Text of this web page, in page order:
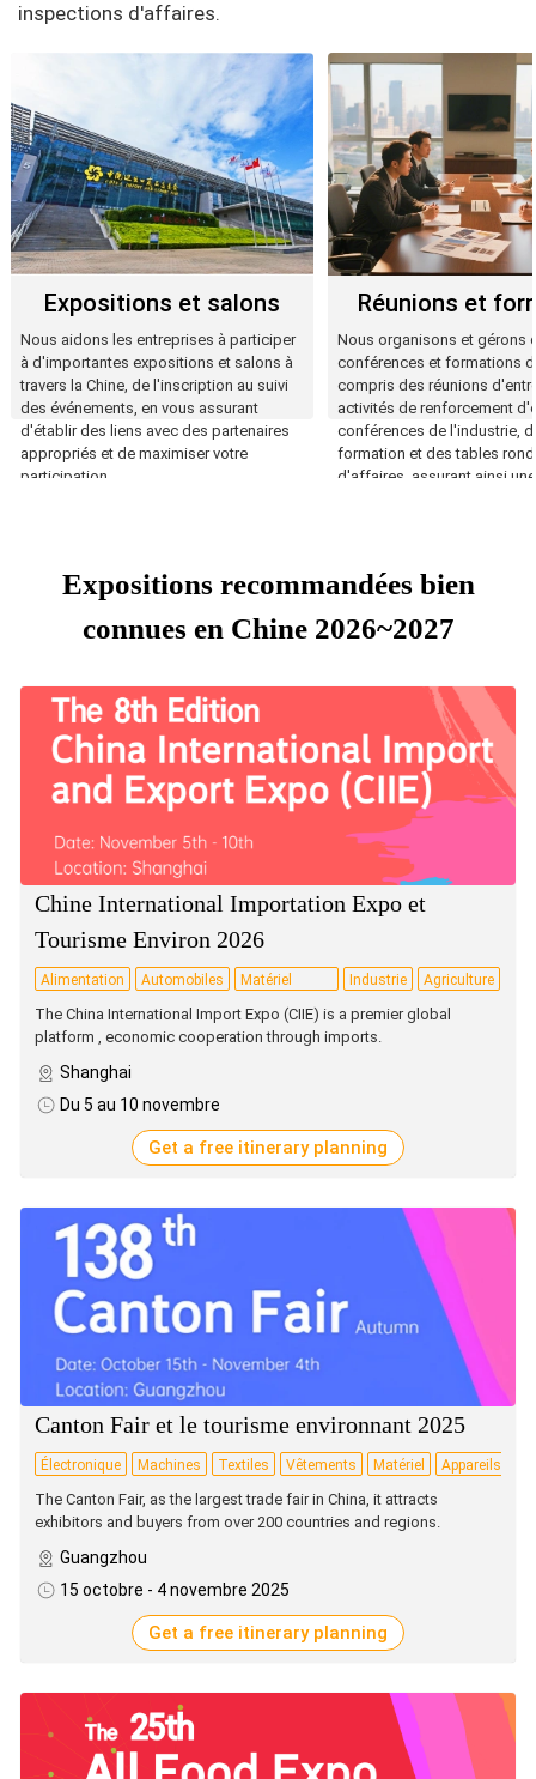
inspections d'affaires.
Expositions et salons
Nous aidons les entreprises à participer
à d'importantes expositions et salons à
travers la Chine, de l'inscription au suivi
des événements, en vous assurant
d'établir des liens avec des partenaires
appropriés et de maximiser votre
participation.
Réunions et
Nous organisons et gérons
conférences et formations
compris des réunions
activités de renforcement
conférences de l'industrie,
formation et des tables
d'affaires, assurant ainsi
Expositions recommandées bien
connues en Chine 2026~2027
Chine International Importation Expo et
Tourisme Environ 2026
Alimentation Automobiles
Matériel
technologique
Industrie Agriculture
The China International Import Expo (CIIE) is a premier global
platform , economic cooperation through imports.
Shanghai
Du 5 au 10 novembre
Get a free itinerary planning
Canton Fair et le tourisme environnant 2025
Électronique Machines Textiles Vêtements Matériel
Appareils
The Canton Fair, as the largest trade fair in China, it attracts
exhibitors and buyers from over 200 countries and regions.
Guangzhou
15 octobre - 4 novembre 2025
Get a free itinerary planning